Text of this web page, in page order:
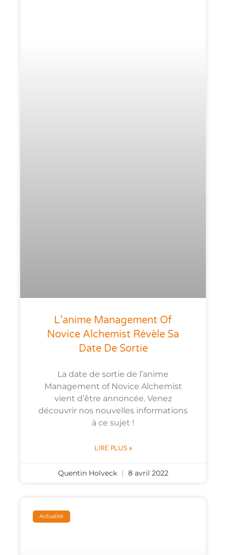
L’anime Management Of
Novice Alchemist Révèle Sa
Date De Sortie
La date de sortie de l’anime
Management of Novice Alchemist
vient d’être annoncée. Venez
découvrir nos nouvelles informations
à ce sujet !
LIRE PLUS »
Quentin Holveck 8 avril 2022
Actualité